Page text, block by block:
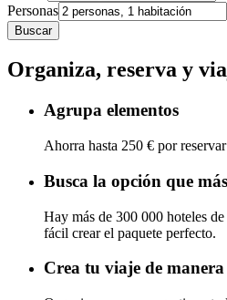
Personas
Buscar
Organiza, reserva y
Agrupa elementos
Ahorra hasta 250 € por
Busca la opción que
Hay más de 300 000 hoteles
fácil crear el paquete perfecto.
Crea tu viaje de manera